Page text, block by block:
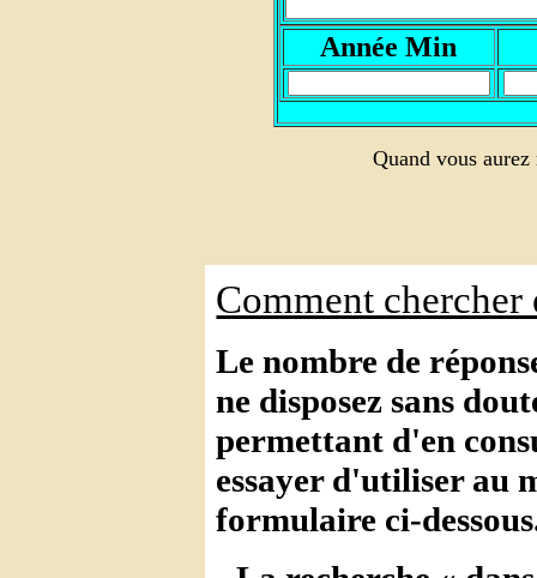
Année Min
Quand vous
Comment
Le nombre de
ne disposez sans
permettant d'en
essayer d'utiliser au
formulaire ci-